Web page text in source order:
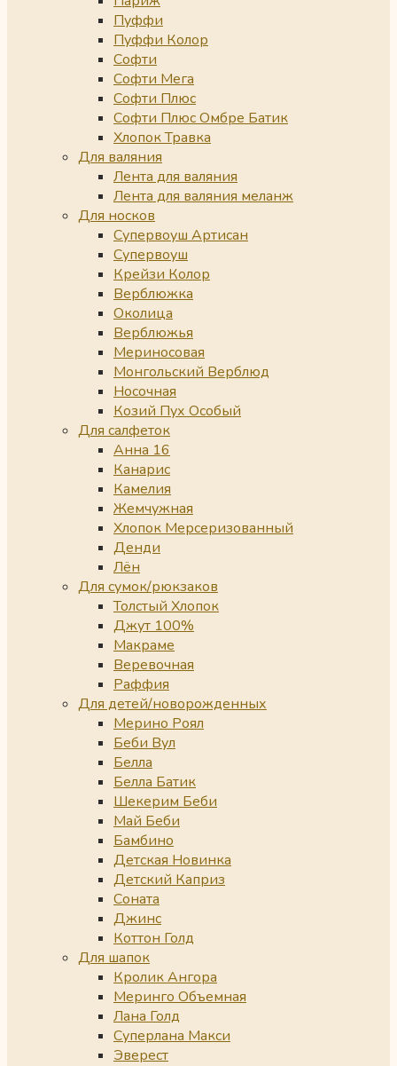
Пуффи
Пуффи Колор
Софти
Софти Мега
Софти Плюс
Софти Плюс Омбре Батик
Хлопок Травка
Для валяния
Лента для валяния
Лента для валяния меланж
Для носков
Супервоуш Артисан
Супервоуш
Крейзи Колор
Верблюжка
Околица
Верблюжья
Мериносовая
Монгольский Верблюд
Носочная
Козий Пух Особый
Для салфеток
Анна 16
Канарис
Камелия
Жемчужная
Хлопок Мерсеризованный
Денди
Лён
Для сумок/рюкзаков
Толстый Хлопок
Джут 100%
Макраме
Веревочная
Раффия
Для детей/новорожденных
Мерино Роял
Беби Вул
Белла
Белла Батик
Шекерим Беби
Май Беби
Бамбино
Детская Новинка
Детский Каприз
Соната
Джинс
Коттон Голд
Для шапок
Кролик Ангора
Меринго Объемная
Лана Голд
Суперлана Макси
Эверест